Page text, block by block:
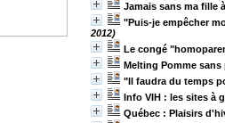
Jamais sans ma fille
"Puis-je empêcher
2012)
Le congé
Melting Pomme sans
"Il faudra du temps
Info VIH : les sites à
Québec : Plaisirs